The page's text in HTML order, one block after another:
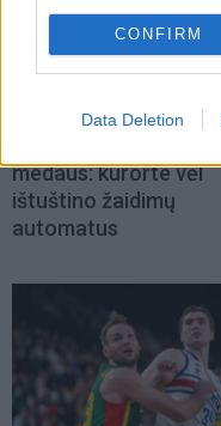
CONFIRM
Data Deletion
Kriminalai
medaus: kurorte vėl
ištuštino žaidimų
automatus